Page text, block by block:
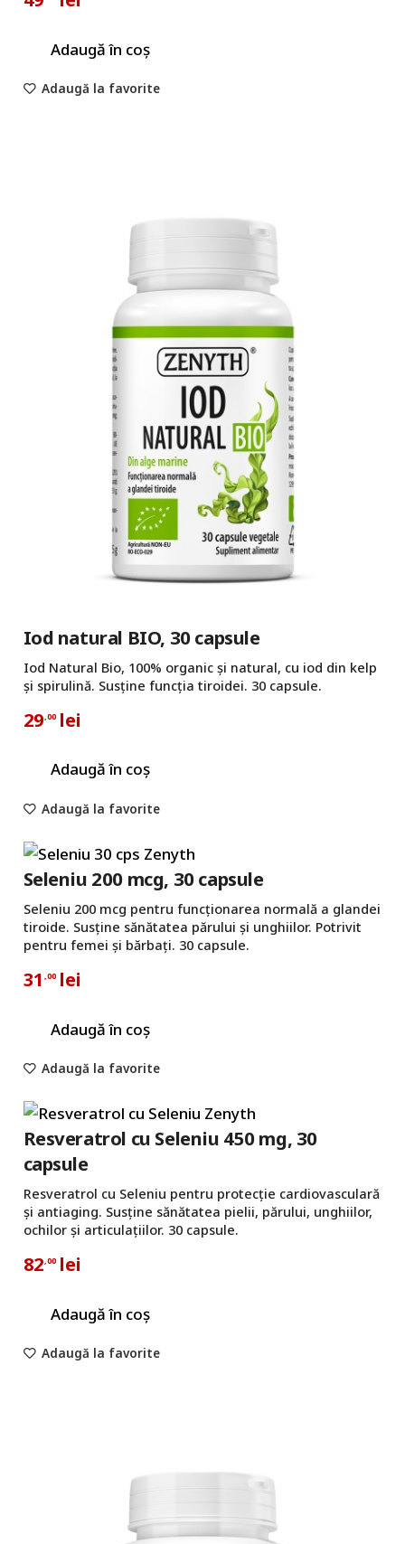
Adaugă în coș
Adaugă la favorite
Iod natural BIO, 30 capsule
Iod Natural Bio, 100% organic și natural, cu iod din kelp
și spirulină. Susține funcția tiroidei. 30 capsule.
29,00 lei
Adaugă în coș
Adaugă la favorite
Seleniu 200 mcg, 30 capsule
Seleniu 200 mcg pentru funcționarea normală a glandei
tiroide. Susține sănătatea părului și unghiilor. Potrivit
pentru femei și bărbați. 30 capsule.
31 ,00 lei
Adaugă în coș
Adaugă la favorite
Resveratrol cu Seleniu 450 mg, 30
capsule
Resveratrol cu Seleniu pentru protecție cardiovasculară
și antiaging. Susține sănătatea pielii, părului, unghiilor,
ochilor și articulațiilor. 30 capsule.
82,00 lei
Adaugă în coș
Adaugă la favorite